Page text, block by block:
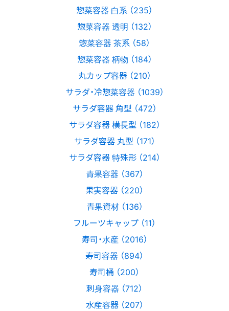
惣菜容器 白系 （235）
惣菜容器 透明 （132）
惣菜容器 茶系 （58）
惣菜容器 柄物 （184）
丸カップ容器 （210）
サラダ・冷惣菜容器 （1039）
サラダ容器 角型 （472）
サラダ容器 横長型 （182）
サラダ容器 丸型 （171）
サラダ容器 特殊形 （214）
青果容器 （367）
果実容器 （220）
青果資材 （136）
フルーツキャップ （11）
寿司・水産 （2016）
寿司容器 （894）
寿司桶 （200）
刺身容器 （712）
水産容器 （207）